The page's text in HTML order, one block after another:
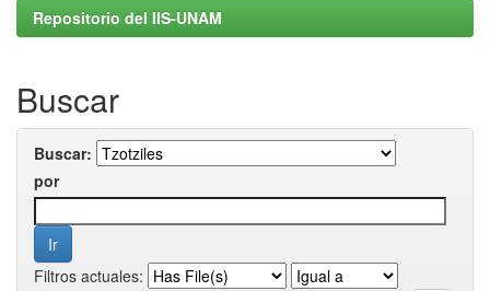
Repositorio del IIS-UNAM
Buscar
Buscar:
por
Filtros actuales: